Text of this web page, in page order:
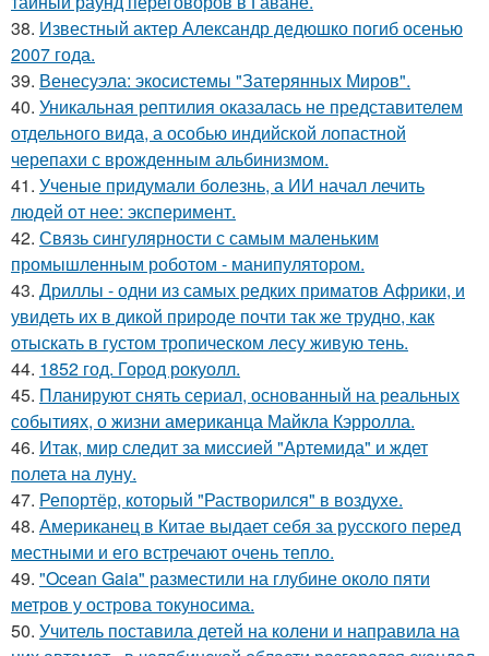
38. Известный актер Александр дедюшко погиб осенью
2007 года.
39. Венесуэла: экосистемы "Затерянных Миров".
40. Уникальная рептилия оказалась не представителем
отдельного вида, а особью индийской лопастной
черепахи с врожденным альбинизмом.
41. Ученые придумали болезнь, а ИИ начал лечить
людей от нее: эксперимент.
42. Связь сингулярности с самым маленьким
промышленным роботом - манипулятором.
43. Дриллы - одни из самых редких приматов Африки, и
увидеть их в дикой природе почти так же трудно, как
отыскать в густом тропическом лесу живую тень.
44. 1852 год. Город рокуолл.
45. Планируют снять сериал, основанный на реальных
событиях, о жизни американца Майкла Кэрролла.
46. Итак, мир следит за миссией "Артемида" и ждет
полета на луну.
47. Репортёр, который "Растворился" в воздухе.
48. Американец в Китае выдает себя за русского перед
местными и его встречают очень тепло.
49. "Ocean Gaia" разместили на глубине около пяти
метров у острова токуносима.
50. Учитель поставила детей на колени и направила на